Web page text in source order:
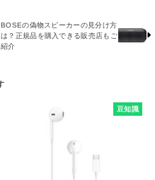
BOSEの偽物スピーカーの見分け方
は？正規品を購入できる販売店もご
紹介
豆知識